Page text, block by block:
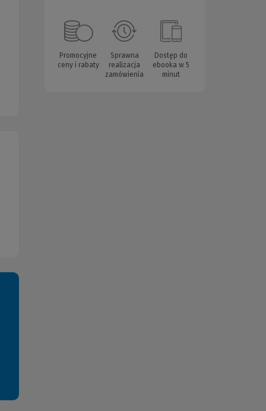
Promocyjne
ceny i rabaty
Sprawna
realizacja
zamówienia
Dostęp do
ebooka w 5
minut